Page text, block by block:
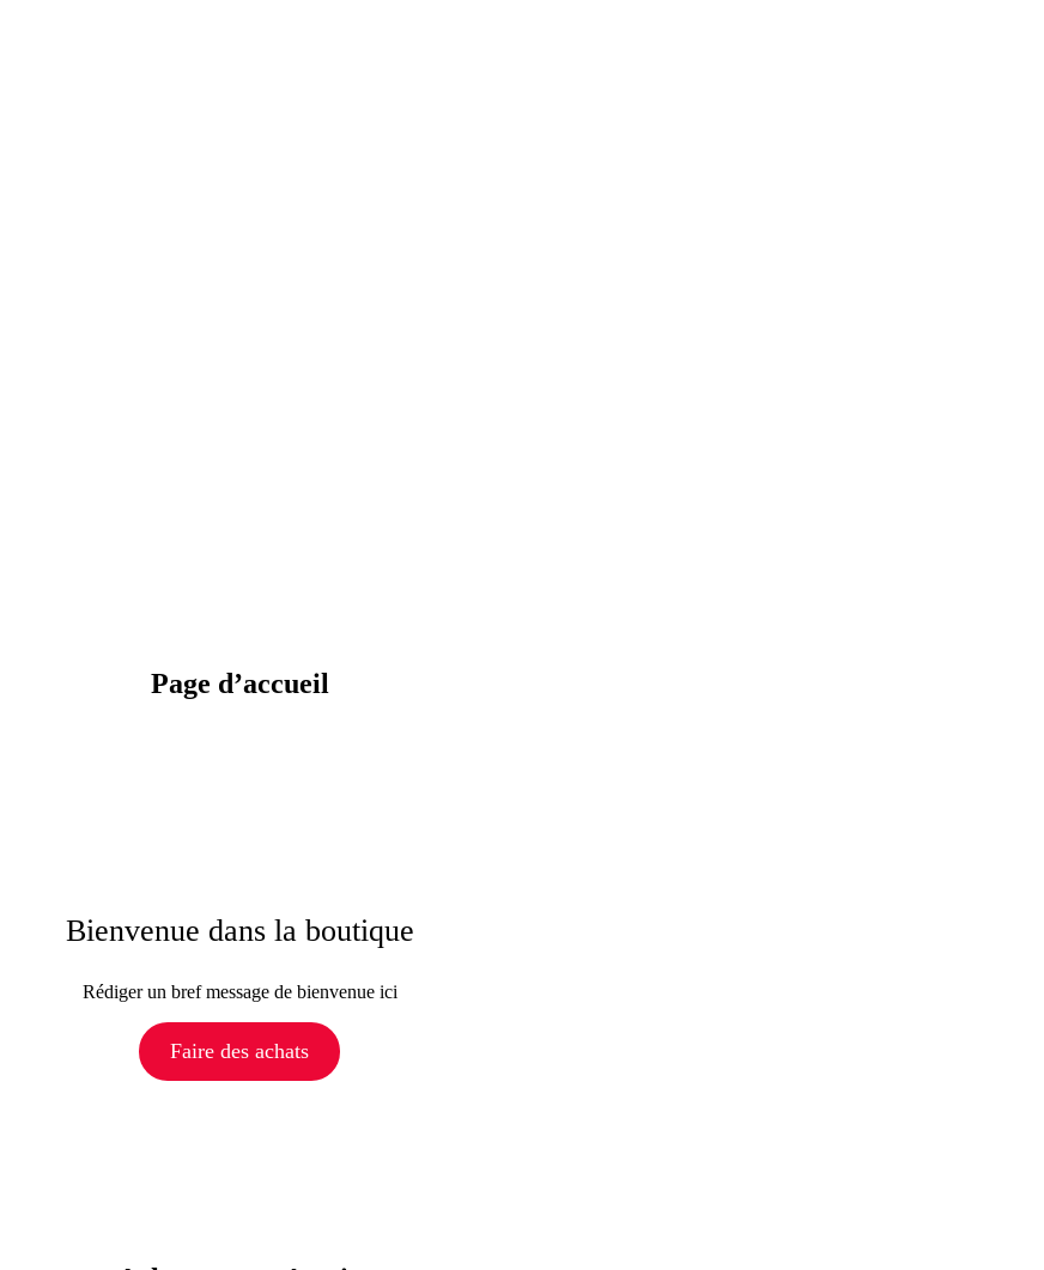
Page d’accueil
Bienvenue dans la boutique
Rédiger un bref message de bienvenue ici
Faire des achats